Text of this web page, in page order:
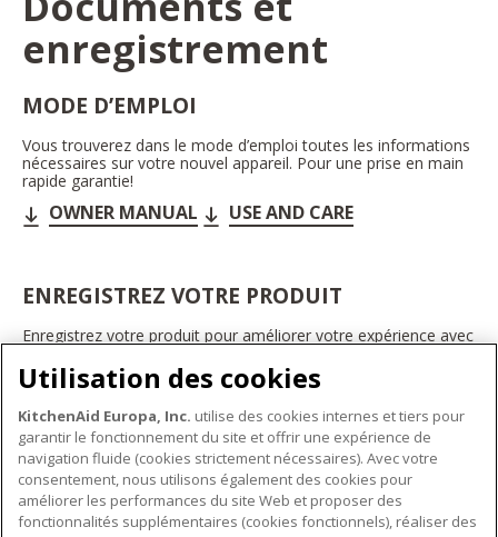
enregistrement
MODE D’EMPLOI
Vous trouverez dans le mode d’emploi toutes les informations
nécessaires sur votre nouvel appareil. Pour une prise en main
rapide garantie!
OWNER MANUAL USE AND CARE
ENREGISTREZ VOTRE PRODUIT
Enregistrez votre produit pour améliorer votre expérience avec
bénéficier d'offres et de promotions exclusives, recevoir des
conseils et des astuces, et bien plus encore.
INSCRIVEZ-VOUS DÈS À PRÉSENT
Utilisation des cookies
KitchenAid Europa, Inc. utilise des cookies internes et tiers pour
garantir le fonctionnement du site et offrir une expérience de
navigation fluide (cookies strictement nécessaires). Avec votre
consentement, nous utilisons également des cookies pour
améliorer les performances du site Web et proposer des
fonctionnalités supplémentaires (cookies fonctionnels), réaliser des